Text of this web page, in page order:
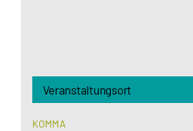
Veranstaltungsort
KOMMA